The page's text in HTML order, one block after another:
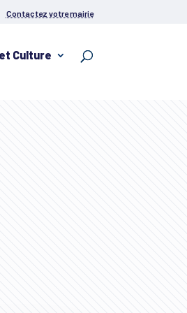
Contactez votre mairie
Culture